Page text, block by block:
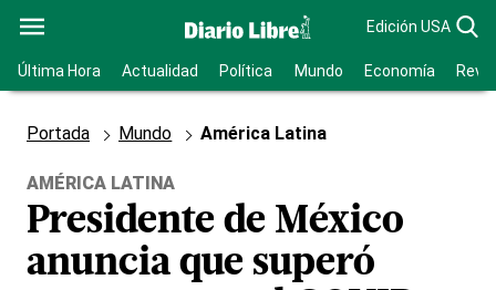
Edición USA
Última Hora Actualidad Política Mundo Economía
Portada Mundo América Latina
AMÉRICA LATINA
Presidente de México
anuncia que superó